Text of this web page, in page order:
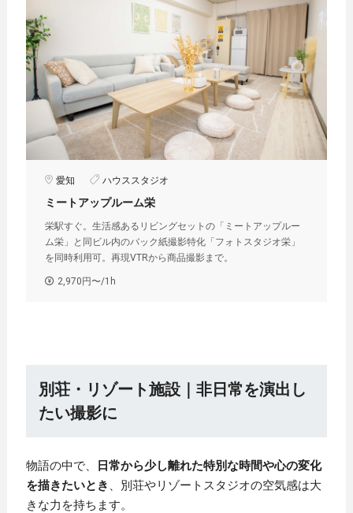
愛知 ハウススタジオ
ミートアップルーム栄
栄駅すぐ。生活感あるリビングセットの「ミートアップルー
ム栄」と同ビル内のバック紙撮影特化「フォトスタジオ栄」
を同時利用可。再現VTRから商品撮影まで。
2,970円〜/1h
別荘・リゾート施設｜非日常を演出し
たい撮影に
物語の中で、
日常から少し離れた特別な時間や心の変化
を描きたいとき
、別荘やリゾートスタジオの空気感は大
きな力を持ちます。